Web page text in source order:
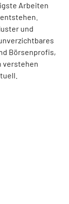
Arbeiten
und
Börsenprofis,
verstehen